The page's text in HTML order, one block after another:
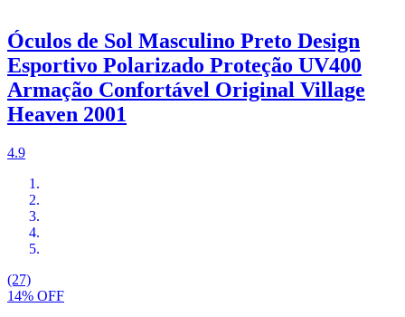
Óculos de Sol Masculino Preto Design
Esportivo Polarizado Proteção UV400
Armação Confortável Original Village
Heaven 2001
4.9
(27)
14% OFF